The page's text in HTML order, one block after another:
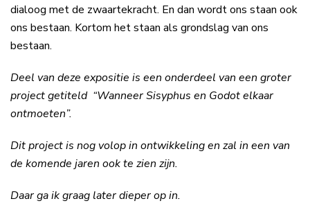
dialoog met de zwaartekracht. En dan wordt ons staan ook
ons bestaan. Kortom het staan als grondslag van ons
bestaan.
Deel van deze expositie is een onderdeel van een groter
project getiteld “Wanneer Sisyphus en Godot elkaar
ontmoeten”.
Dit project is nog volop in ontwikkeling en zal in een van
de komende jaren ook te zien zijn.
Daar ga ik graag later dieper op in.